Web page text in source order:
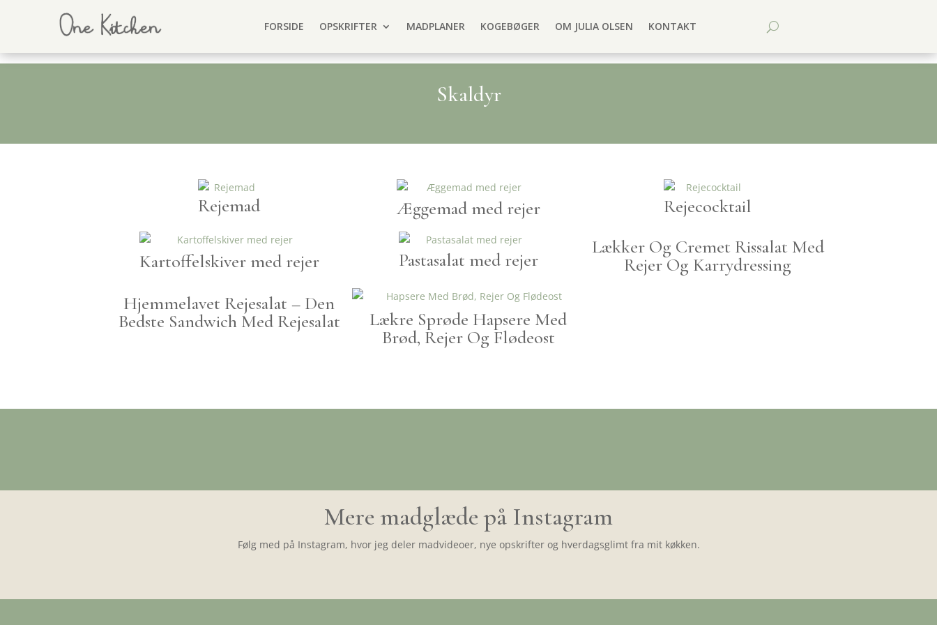
FORSIDE OPSKRIFTER MADPLANER KOGEBØGER OM JULIA OLSEN KONTAKT
Skaldyr
Rejemad Æggemad med rejer Rejecocktail
Kartoffelskiver med rejer Pastasalat med rejer
Lækker Og Cremet Rissalat Med
Rejer Og Karrydressing
Hjemmelavet Rejesalat – Den
Bedste Sandwich Med Rejesalat
Lækre Sprøde Hapsere Med
Brød, Rejer Og Flødeost
Mere madglæde på Instagram
Følg med på Instagram, hvor jeg deler madvideoer, nye opskrifter og hverdagsglimt fra mit køkken.